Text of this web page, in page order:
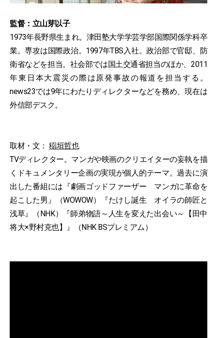
監督：立山芽以子
1973年長野県生まれ。津田塾大学学芸学部国際関係学科卒
業。専攻は国際政治。1997年TBS入社。政治部で官邸、防
衛省などを担当。社会部では国土交通省担当のほか、2011
年東日本大震災の際は原発事故の報道を担当する。
news23では9年にわたりディレクターなどを務め、現在は
外信部デスク。
取材・文： 稲垣哲也
TVディレクター。マンガや映画のクリエイターの妄執を描
くドキュメンタリー企画の実現が個人的テーマ。過去に演
出した番組には『劇画ゴッドファーザー マンガに革命を
起こした男』（WOWOW）『たけし誕生 オイラの師匠と
浅草』（NHK）『師弟物語～人生を変えた出会い～【田中
将大×野村克也】』（NHK BSプレミアム）